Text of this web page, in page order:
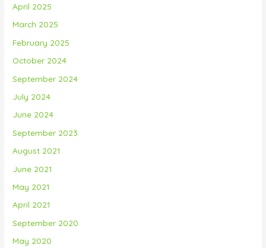
April 2025
March 2025
February 2025
October 2024
September 2024
July 2024
June 2024
September 2023
August 2021
June 2021
May 2021
April 2021
September 2020
May 2020